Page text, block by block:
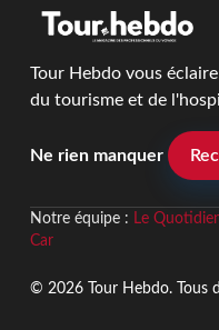
Tour Hebdo vous
du tourisme et de
Ne rien manquer
Notre équipe : Le
Car
© 2026 Tour Hebdo. Tous